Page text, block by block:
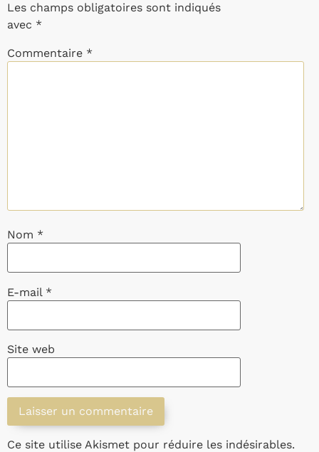
Les champs obligatoires sont indiqués
avec *
Commentaire *
Nom *
E-mail *
Site web
Ce site utilise Akismet pour réduire les indésirables.